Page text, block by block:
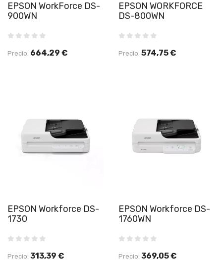
EPSON WorkForce DS-
900WN
Precio: 664,29 €
EPSON WORKFORCE
DS-800WN
Precio: 574,75 €
EPSON Workforce DS-
1730
Precio: 313,39 €
EPSON Workforce DS-
1760WN
Precio: 369,05 €